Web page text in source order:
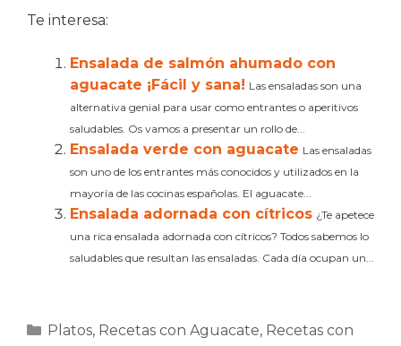
Te interesa:
Ensalada de salmón ahumado con
aguacate ¡Fácil y sana! Las ensaladas son una
alternativa genial para usar como entrantes o aperitivos
saludables. Os vamos a presentar un rollo de...
Ensalada verde con aguacate Las ensaladas
son uno de los entrantes más conocidos y utilizados en la
mayoría de las cocinas españolas. El aguacate...
Ensalada adornada con cítricos ¿Te apetece
una rica ensalada adornada con cítricos? Todos sabemos lo
saludables que resultan las ensaladas. Cada día ocupan un...
Categorías
Platos, Recetas con Aguacate, Recetas con